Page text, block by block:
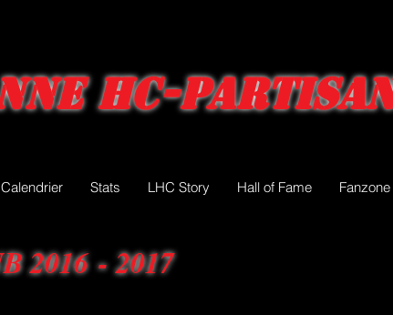
HC-
Calendrier Stats LHC Story Hall of Fame Fanzone
2016 - 2017